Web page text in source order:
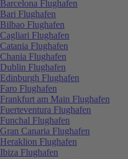
Barcelona Flughafen
Bari Flughafen
Bilbao Flughafen
Cagliari Flughafen
Catania Flughafen
Chania Flughafen
Dublin Flughafen
Edinburgh Flughafen
Faro Flughafen
Frankfurt am Main Flughafen
Fuerteventura Flughafen
Funchal Flughafen
Gran Canaria Flughafen
Heraklion Flughafen
Ibiza Flughafen